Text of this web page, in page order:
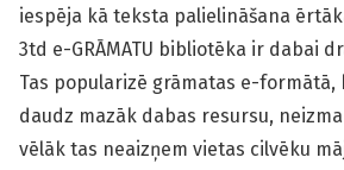
iespēja kā teksta palielināšana
3td e-GRĀMATU bibliotēka ir dabai
Tas popularizē grāmatas e-
daudz mazāk dabas resursu,
vēlāk tas neaizņem vietas cilvēku